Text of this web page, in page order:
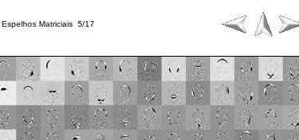
Espelhos Matriciais 5/17